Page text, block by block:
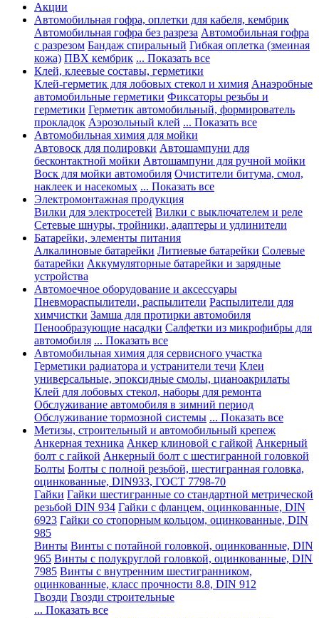
Акции
Автомобильная гофра, оплетки для кабеля, кембрик
Автомобильная гофра без разреза Автомобильная гофра
с разрезом Бандаж спиральный Гибкая оплетка (змеиная
кожа) ПВХ кембрик ... Показать все
Клей, клеевые составы, герметики
Клей-герметик для лобовых стекол и химия Анаэробные
автомобильные герметики Фиксаторы резьбы и
герметики Герметик автомобильный, формирователь
прокладок Аэрозольный клей ... Показать все
Автомобильная химия для мойки
Автовоск для полировки Автошампуни для
бесконтактной мойки Автошампуни для ручной мойки
Воск для мойки автомобиля Очистители битума, смол,
наклеек и насекомых ... Показать все
Электромонтажная продукция
Вилки для электросетей Вилки с выключателем и реле
Сетевые шнуры, тройники, адаптеры и удлинители
Батарейки, элементы питания
Алкалиновые батарейки Литиевые батарейки Солевые
батарейки Аккумуляторные батарейки и зарядные
устройства
Автомоечное оборудование и аксессуары
Пневмораспылители, распылители Распылители для
химчистки Замша для протирки автомобиля
Пенообразующие насадки Салфетки из микрофибры для
автомобиля ... Показать все
Автомобильная химия для сервисного участка
Герметики радиатора и устранители течи Клеи
универсальные, эпоксидные смолы, цианоакрилаты
Клей для лобовых стекол, наборы для ремонта
Обслуживание автомобиля в зимний период
Обслуживание тормозной системы ... Показать все
Метизы, строительный и автомобильный крепеж
Анкерная техника Анкер клиновой с гайкой Анкерный
болт с гайкой Анкерный болт с шестигранной головкой
Болты Болты с полной резьбой, шестигранная головка,
оцинкованные, DIN933, ГОСТ 7798-70
Гайки Гайки шестигранные со стандартной метрической
резьбой DIN 934 Гайки с фланцем, оцинкованные, DIN
6923 Гайки со стопорным кольцом, оцинкованные, DIN
985
Винты Винты с потайной головкой, оцинкованные, DIN
965 Винты с полукруглой головкой, оцинкованные, DIN
7985 Винты с внутренним шестигранником,
оцинкованные, класс прочности 8.8, DIN 912
Гвозди Гвозди строительные
... Показать все